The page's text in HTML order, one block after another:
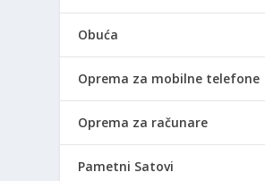
Obuća
Oprema za mobilne telefone
Oprema za računare
Pametni Satovi